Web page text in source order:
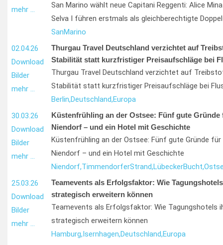
mehr …
San Marino wählt neue Capitani Reggenti: Alice
Selva I führen erstmals als gleichberechtigte
SanMarino
02.04.26
Download
Bilder
mehr …
Thurgau Travel Deutschland verzichtet auf
Stabilität statt kurzfristiger Preisaufschläge bei
Thurgau Travel Deutschland verzichtet auf
Stabilität statt kurzfristiger Preisaufschläge bei
Berlin,Deutschland,Europa
30.03.26
Download
Bilder
mehr …
Küstenfrühling an der Ostsee: Fünf gute Gründe
Niendorf – und ein Hotel mit Geschichte
Küstenfrühling an der Ostsee: Fünf gute Gründe
Niendorf – und ein Hotel mit Geschichte
Niendorf,TimmendorferStrand,LübeckerBucht,
25.03.26
Download
Bilder
mehr …
Teamevents als Erfolgsfaktor: Wie
strategisch erweitern können
Teamevents als Erfolgsfaktor: Wie Tagungshotels
strategisch erweitern können
Hamburg,Isernhagen,Deutschland,Europa